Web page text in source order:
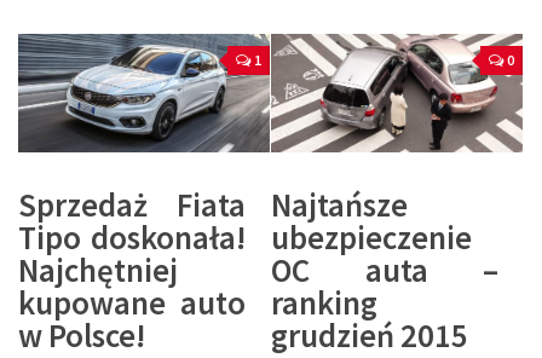
1
Sprzedaż Fiata
Tipo doskonała!
Najchętniej
kupowane auto
w Polsce!
0
Najtańsze
ubezpieczenie
OC auta –
ranking
grudzień 2015